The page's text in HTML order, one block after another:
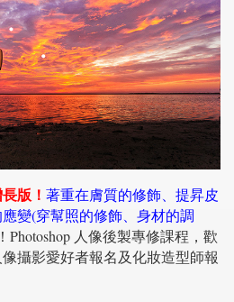
版！ 著重在膚質的修飾、提昇皮
變(穿幫照的修飾、身材的調
Photoshop 人像後製專修課程，歡
攝影愛好者報名及化妝造型師報